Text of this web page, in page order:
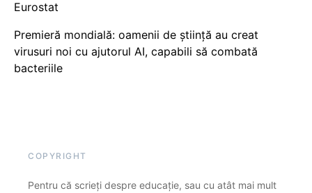
Eurostat
Premieră mondială: oamenii de știință au creat
virusuri noi cu ajutorul AI, capabili să combată
bacteriile
COPYRIGHT
Pentru că scrieți despre educație, sau cu atât mai mult